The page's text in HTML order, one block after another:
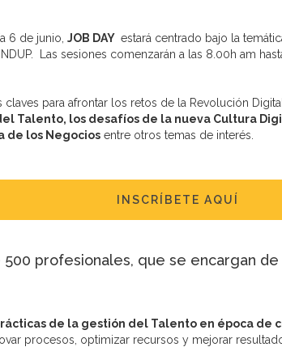
6 de junio, JOB DAY estará centrado bajo la
Las sesiones comenzarán a las 8.00h am
para afrontar los retos de la Revolución
Talento, los desafíos de la nueva Cultura
de los Negocios entre otros temas de interés.
INSCRÍBETE AQUÍ
profesionales, que se encargan
de la gestión del Talento en época de
procesos, optimizar recursos y mejorar